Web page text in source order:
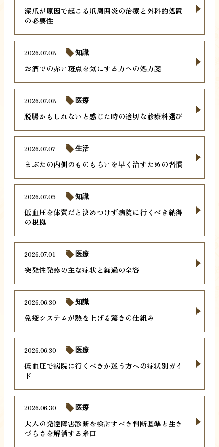
深爪が原因で起こる爪周囲炎の治療と外科的処置
の必要性
お酒での赤い斑点を気にする方への処方箋
2026.07.08 知識
脱腸かもしれないと感じた時の適切な診療科選び
2026.07.08 医療
まぶたの内側のものもらいを早く治すための習慣
2026.07.07 生活
低血圧を体質だと決めつけず病院に行くべき納得
の根拠
2026.07.05 知識
突発性発疹の主な症状と経過の全容
2026.07.01 医療
免疫システムが熱を上げる驚きの仕組み
2026.06.30 知識
低血圧で病院に行くべきか迷う方への症状別ガイ
ド
2026.06.30 医療
大人の発達障害診断を検討すべき判断基準と生き
づらさを解消する糸口
2026.06.30 医療